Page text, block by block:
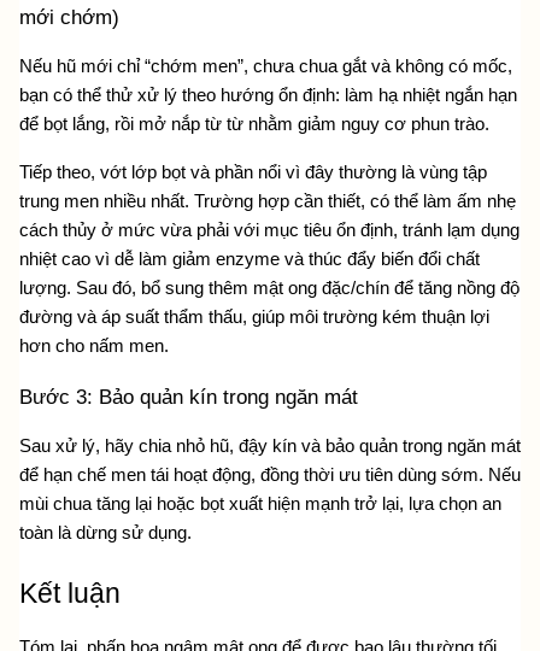
mới chớm)
Nếu hũ mới chỉ “chớm men”, chưa chua gắt và không có mốc,
bạn có thể thử xử lý theo hướng ổn định: làm hạ nhiệt ngắn hạn
để bọt lắng, rồi mở nắp từ từ nhằm giảm nguy cơ phun trào.
Tiếp theo, vớt lớp bọt và phần nổi vì đây thường là vùng tập
trung men nhiều nhất. Trường hợp cần thiết, có thể làm ấm nhẹ
cách thủy ở mức vừa phải với mục tiêu ổn định, tránh lạm dụng
nhiệt cao vì dễ làm giảm enzyme và thúc đẩy biến đổi chất
lượng. Sau đó, bổ sung thêm mật ong đặc/chín để tăng nồng độ
đường và áp suất thẩm thấu, giúp môi trường kém thuận lợi
hơn cho nấm men.
Bước 3: Bảo quản kín trong ngăn mát
Sau xử lý, hãy chia nhỏ hũ, đậy kín và bảo quản trong ngăn mát
để hạn chế men tái hoạt động, đồng thời ưu tiên dùng sớm. Nếu
mùi chua tăng lại hoặc bọt xuất hiện mạnh trở lại, lựa chọn an
toàn là dừng sử dụng.
Kết luận